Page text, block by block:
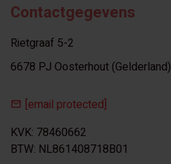
Contactgegevens
Rietgraaf 5-2
6678 PJ Oosterhout (Gelderland)
[email protected]
KVK: 78460662
BTW: NL861408718B01